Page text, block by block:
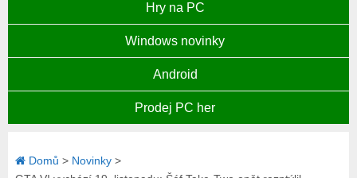
Hry na PC
Windows novinky
Android
Prodej PC her
Domů > Novinky>